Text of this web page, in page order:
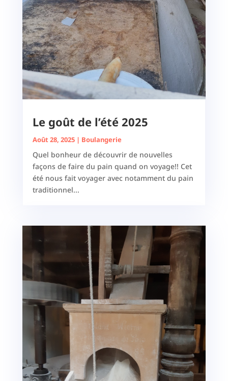
Le goût de l’été 2025
Août 28, 2025| Boulangerie
Quel bonheur de découvrir de nouvelles
façons de faire du pain quand on voyage!! Cet
été nous fait voyager avec notamment du pain
traditionnel...